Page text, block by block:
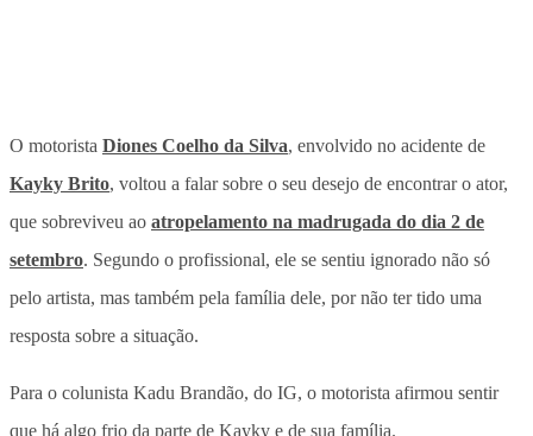
O motorista Diones Coelho da Silva, envolvido no acidente de
Kayky Brito, voltou a falar sobre o seu desejo de encontrar o ator,
que sobreviveu ao atropelamento na madrugada do dia 2 de
setembro. Segundo o profissional, ele se sentiu ignorado não só
pelo artista, mas também pela família dele, por não ter tido uma
resposta sobre a situação.
Para o colunista Kadu Brandão, do IG, o motorista afirmou sentir
que há algo frio da parte de Kayky e de sua família.